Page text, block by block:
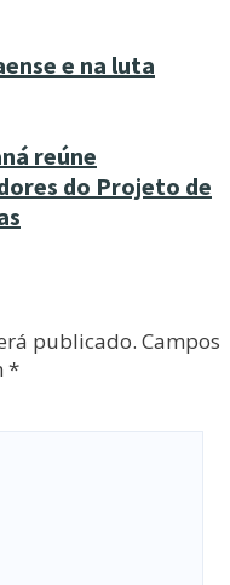
e na luta
reúne
do Projeto de
publicado. Campos
*